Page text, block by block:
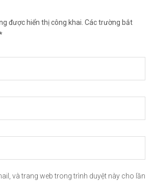
3 sàn nổi tiếng thế giới, được nhiều
dẫn đầy đủ tại: https://
Nạp/Rút tiền từ sàn ICMarkets dễ
Đặt Lệnh, Đóng Lệnh và CopyTrade
được hiển thị công khai. Các trường bắt
và trang web trong trình duyệt này cho lần